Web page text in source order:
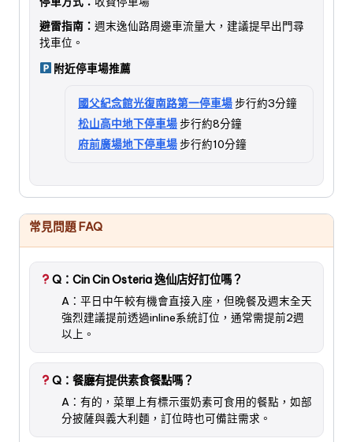
避雷指南： 週末逸仙路周邊車流量大，建議提早出門尋
找車位。
附近停車場推薦
國父紀念館光復南路第一停車場步行約3分鐘
松山高中地下停車場步行約8分鐘
府前廣場地下停車場步行約10分鐘
常見問題 FAQ
Q：Cin Cin Osteria 逸仙店好訂位嗎？
A：平日中午較有機會直接入座，但晚餐及週末全天
強烈建議提前透過inline系統訂位，通常需提前2週
以上。
Q：餐廳有提供素食餐點嗎？
A：有的，菜單上有標示蛋奶素可食用的餐點，如部
分披薩與義大利麵，訂位時也可備註需求。